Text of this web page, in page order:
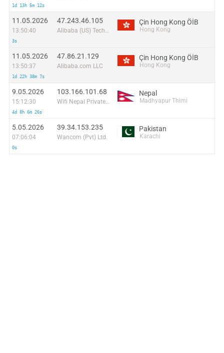
1d 13h 5m 12s
11.05.2026
13:50:40
3s
47.243.46.105
Alibaba (US) Technology Co., Ltd.
Çin Hong Kong ÖİB
Hong Kong
11.05.2026
13:50:37
1d 22h 38m 7s
47.86.21.129
Alibaba.com LLC
Çin Hong Kong ÖİB
Hong Kong
9.05.2026
15:12:30
4d 8h 6m 26s
103.166.101.68
Wifi Nepal Private Limited
Nepal
Madhyapur Thimi
5.05.2026
07:06:04
0s
39.34.153.235
Wancom (Pvt) Ltd.
Pakistan
Karachi